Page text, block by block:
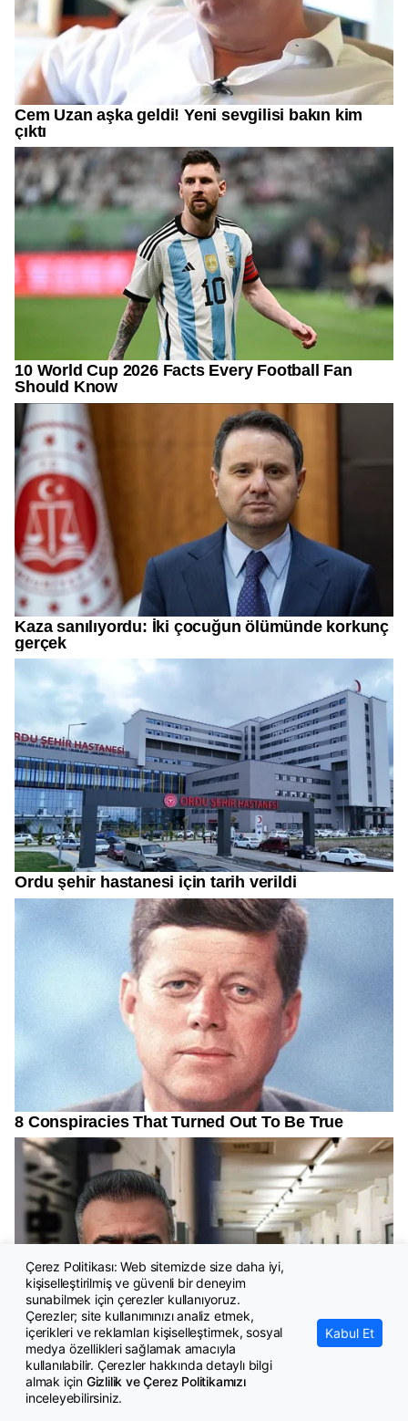
Çerez Politikası: Web sitemizde size daha iyi,
kişiselleştirilmiş ve güvenli bir deneyim
sunabilmek için çerezler kullanıyoruz.
Çerezler; site kullanımınızı analiz etmek,
içerikleri ve reklamları kişiselleştirmek, sosyal
medya özellikleri sağlamak amacıyla
kullanılabilir. Çerezler hakkında detaylı bilgi
almak için Gizlilik ve Çerez Politikamızı
inceleyebilirsiniz.
Kabul Et